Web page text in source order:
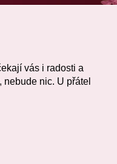
vás i radosti a
nic. U přátel